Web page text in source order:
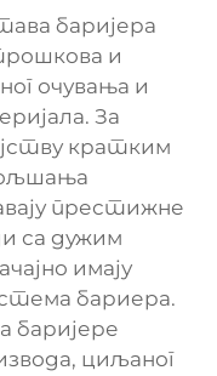
баријера
и
очувања и
За
кратким
престижне
са дужим
имају
бариера.
баријере
циљаног